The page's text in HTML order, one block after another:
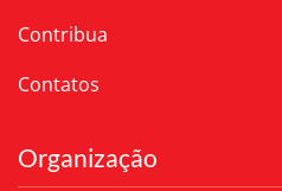
Contribua
Contatos
Organização